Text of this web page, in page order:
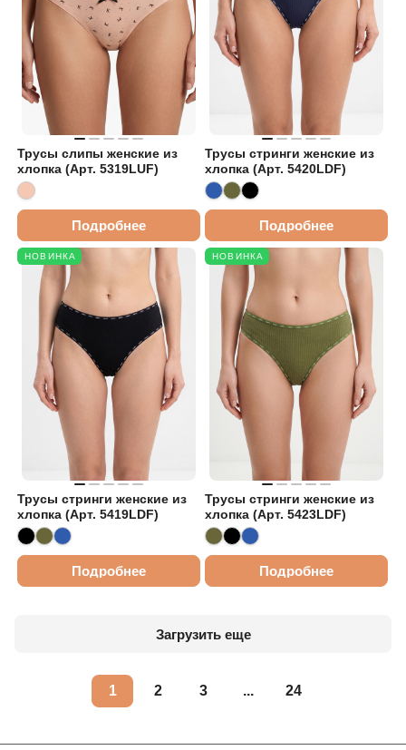
Трусы слипы женские из
хлопка (Арт. 5319LUF)
Подробнее
Трусы стринги женские из
хлопка (Арт. 5420LDF)
Подробнее
НОВИНКА
Трусы стринги женские из
хлопка (Арт. 5419LDF)
Подробнее
НОВИНКА
Трусы стринги женские из
хлопка (Арт. 5423LDF)
Подробнее
Загрузить еще
1 2 3 ... 24